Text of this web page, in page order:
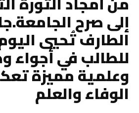
إلى صرح
الطارف تُحيي
للطالب في أجواء
وعلمية مميزة
الوفاء والعلم